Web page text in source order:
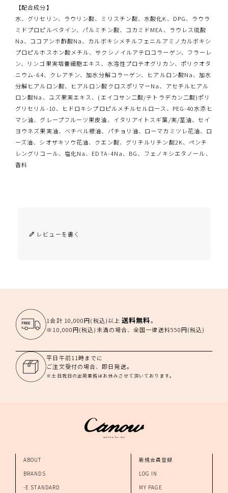
【配合成分】
水、グリセリン、ラウリン酸、ミリスチン酸、水酸化K、DPG、ラウラ
ミドプロピルベタイン、パルミチン酸、コカミドMEA、ラウレス硫酸
Na、ココアンホ酢酸Na、カルボキシメチルフェニルアミノカルボキシ
プロピルホスホン酸メチル、サクシノイルアテロコラーゲン、フラーレ
ン、リンゴ果実培養細胞エキス、水溶性プロテオグリカン、ポリクオタ
ニウム-64、クレアチン、加水分解コラーゲン、ヒアルロン酸Na、加水
分解ヒアルロン酸、ヒアルロン酸クロスポリマーNa、アセチルヒアル
ロン酸Na、ユズ果実エキス、(エイコサン二酸/テトラデカン二酸)ポリ
グリセリル-10、ヒドロキシプロピルメチルセルロース、PEG-40水添ヒ
マシ油、グレープフルーツ果皮油、イタリアイトスギ葉/実/茎油、セイ
ヨウネズ果実油、ベチベル根油、パチョリ油、ローマカミツレ花油、ロ
ーズ油、シオザキソウ花油、クエン酸、グリチルリチン酸2K、ペンチ
レングリコール、塩化Na、EDTA-4Na、BG、フェノキシエタノール、
香料
レビューを書く
1会計 10,000円(税込)以上送料無料。
※10,000円(税込)未満の場合、全国一律送料550円(税込)
平日午前11時までに
ご注文受付の場合、即日発送。
※土日祝日の出荷業務はお休みさせて頂いております。
ABOUT
BRANDS
-E STANDARD
新規会員登録
LOG IN
MY PAGE